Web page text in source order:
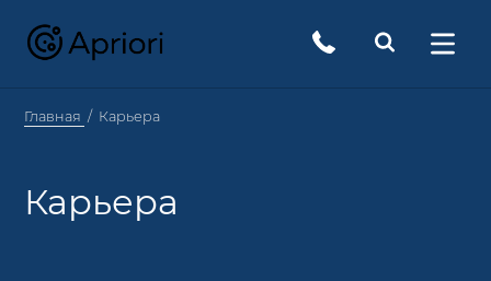
Главная Карьера
Карьера